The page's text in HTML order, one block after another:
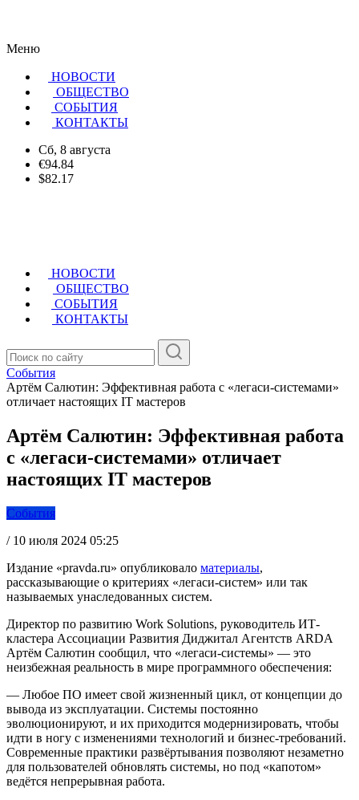
Меню
НОВОСТИ
ОБЩЕСТВО
CОБЫТИЯ
КОНТАКТЫ
Сб, 8 августа
€94.84
$82.17
НОВОСТИ
ОБЩЕСТВО
СОБЫТИЯ
КОНТАКТЫ
События
Артём Салютин: Эффективная работа с «легаси-системами»
отличает настоящих IT мастеров
Артём Салютин: Эффективная работа
с «легаси-системами» отличает
настоящих IT мастеров
События
/ 10 июля 2024 05:25
Издание «pravda.ru» опубликовало материалы,
рассказывающие о критериях «легаси-систем» или так
называемых унаследованных систем.
Директор по развитию Work Solutions, руководитель ИТ-
кластера Ассоциации Развития Диджитал Агентств ARDA
Артём Салютин сообщил, что «легаси-системы» — это
неизбежная реальность в мире программного обеспечения:
— Любое ПО имеет свой жизненный цикл, от концепции до
вывода из эксплуатации. Системы постоянно
эволюционируют, и их приходится модернизировать, чтобы
идти в ногу с изменениями технологий и бизнес-требований.
Современные практики развёртывания позволяют незаметно
для пользователей обновлять системы, но под «капотом»
ведётся непрерывная работа.